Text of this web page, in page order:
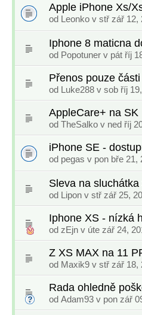
Apple iPhone Xs/
od Leonko v stř zář 12,
Iphone 8 maticna
od Popotuner v pát říj
Přenos pouze
od Luke288 v sob říj
AppleCare+ na SK
od TheSalko v ned říj
iPhone SE -
od pegas v pon bře 21,
Sleva na
od Lipon v stř zář 25,
Iphone XS - nízká
od zEjn v úte zář 24,
Z XS MAX na 11
od Maxik9 v stř zář 18,
Rada ohledně
od Adam93 v pon zář